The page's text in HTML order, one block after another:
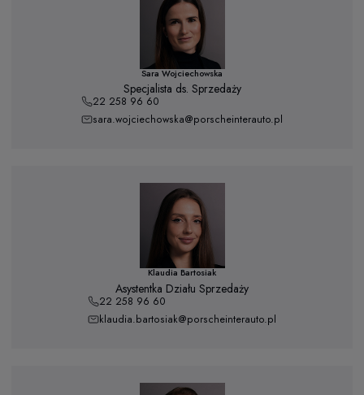
Sara Wojciechowska
Specjalista ds. Sprzedaży
22 258 96 60
sara.wojciechowska@porscheinterauto.pl
Klaudia Bartosiak
Asystentka Działu Sprzedaży
22 258 96 60
klaudia.bartosiak@porscheinterauto.pl